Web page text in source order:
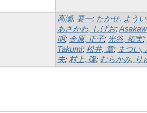
高瀬, 要一; たかせ, よう
あさかわ, しげお;
明; 金原, 正子; 光谷, 拓実;
Takumi; 松井, 章; まつい,
夫; 村上, 隆; むらかみ, り